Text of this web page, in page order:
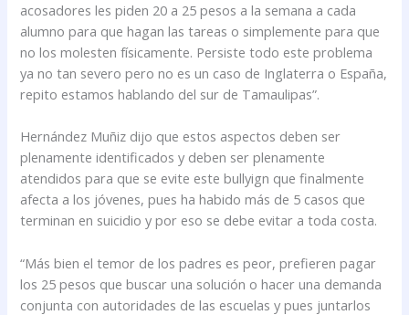
acosadores les piden 20 a 25 pesos a la semana a cada
alumno para que hagan las tareas o simplemente para que
no los molesten físicamente. Persiste todo este problema
ya no tan severo pero no es un caso de Inglaterra o España,
repito estamos hablando del sur de Tamaulipas”.
Hernández Muñiz dijo que estos aspectos deben ser
plenamente identificados y deben ser plenamente
atendidos para que se evite este bullyign que finalmente
afecta a los jóvenes, pues ha habido más de 5 casos que
terminan en suicidio y por eso se debe evitar a toda costa.
“Más bien el temor de los padres es peor, prefieren pagar
los 25 pesos que buscar una solución o hacer una demanda
conjunta con autoridades de las escuelas y pues juntarlos